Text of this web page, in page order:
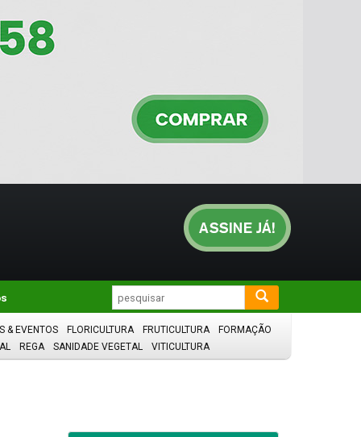
& EVENTOS FLORICULTURA FRUTICULTURA
FORMAÇÃO
REGA SANIDADE VEGETAL VITICULTURA